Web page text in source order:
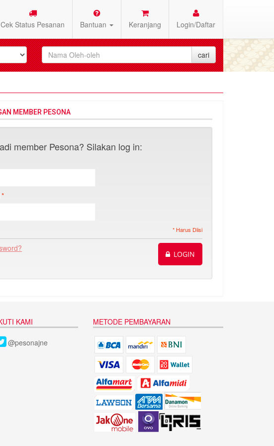
Cek Status Pesanan Bantuan Keranjang Login/Daftar
MEMBER PESONA
member Pesona? Silakan log in:
*
* Harus Diisi
LOGIN
KAMI
@pesonajne
METODE PEMBAYARAN